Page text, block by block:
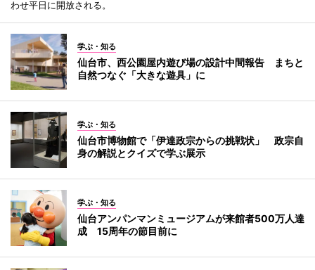
わせ平日に開放される。
学ぶ・知る
仙台市、西公園屋内遊び場の設計中間報告 まちと
自然つなぐ「大きな遊具」に
学ぶ・知る
仙台市博物館で「伊達政宗からの挑戦状」 政宗自
身の解説とクイズで学ぶ展示
学ぶ・知る
仙台アンパンマンミュージアムが来館者500万人達
成 15周年の節目前に